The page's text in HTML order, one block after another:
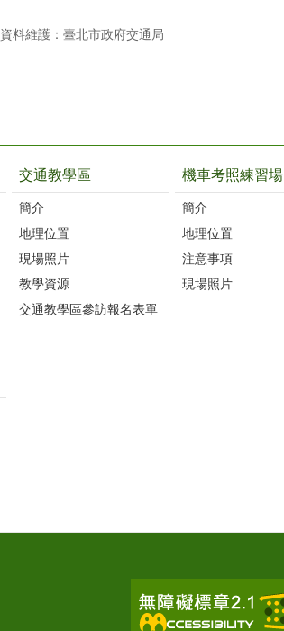
資料維護：臺北市政府交通局
交通教學區
簡介
地理位置
現場照片
教學資源
交通教學區參訪報名表單
機車考照練習場
簡介
地理位置
注意事項
現場照片